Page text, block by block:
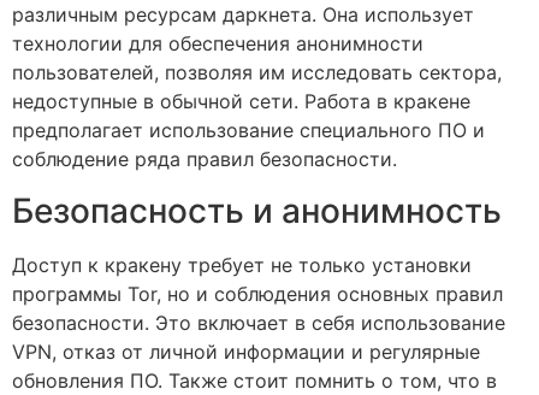
различным ресурсам даркнета. Она использует
технологии для обеспечения анонимности
пользователей, позволяя им исследовать сектора,
недоступные в обычной сети. Работа в кракене
предполагает использование специального ПО и
соблюдение ряда правил безопасности.
Безопасность и анонимность
Доступ к кракену требует не только установки
программы Tor, но и соблюдения основных правил
безопасности. Это включает в себя использование
VPN, отказ от личной информации и регулярные
обновления ПО. Также стоит помнить о том, что в